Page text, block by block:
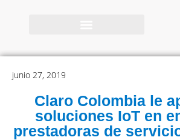
junio 27, 2019
Claro Colombia le
soluciones IoT en
prestadoras de